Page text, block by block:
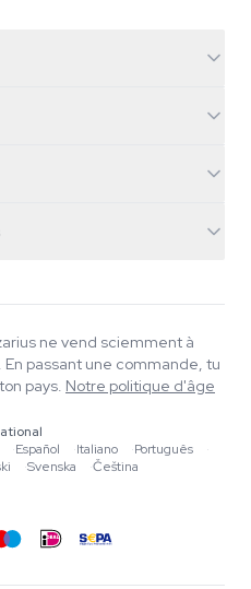
ne vend sciemment à
passant une commande, tu
pays. Notre politique d'âge
·Español ·Italiano ·Português
·
·Svenska ·Čeština